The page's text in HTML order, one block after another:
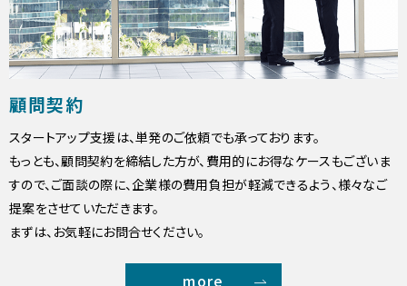
顧問契約
スタートアップ支援は、単発のご依頼でも承っております。
もっとも、顧問契約を締結した方が、費用的にお得なケースもございま
すので、ご面談の際に、企業様の費用負担が軽減できるよう、様々なご
提案をさせていただきます。
まずは、お気軽にお問合せください。
more